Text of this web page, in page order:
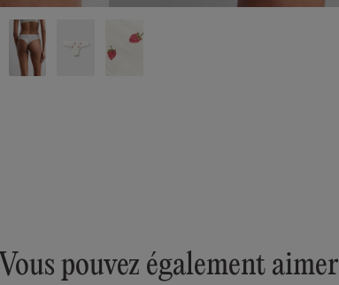
Vous pouvez également aimer